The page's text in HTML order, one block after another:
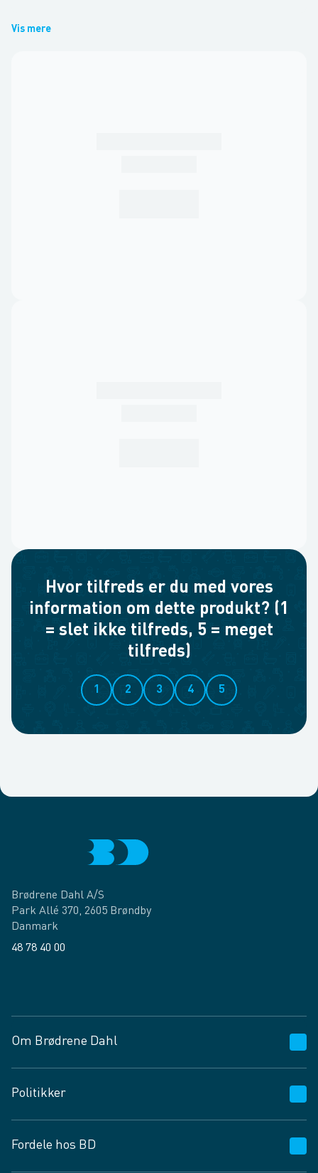
Vis mere
Hvor tilfreds er du med vores
information om dette produkt? (1
= slet ikke tilfreds, 5 = meget
tilfreds)
1 2 3 4 5
Brødrene Dahl A/S
Park Allé 370, 2605 Brøndby
Danmark
48 78 40 00
Om Brødrene Dahl
Vagttelefon 30 10 89 89
Spørgsmål og svar
Job og karriere
Politikker
Privatlivspolitik
Fordele hos BD